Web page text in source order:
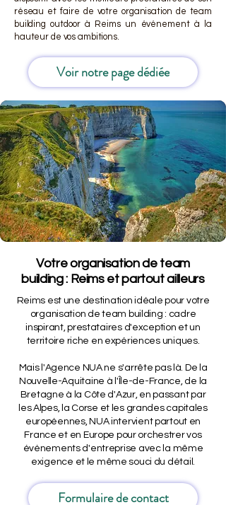
réseau et faire de votre organisation de team
building outdoor à Reims un événement à la
hauteur de vos ambitions.
Voir notre page dédiée
Votre organisation de team
building : Reims et partout ailleurs
Reims est une destination idéale pour votre
organisation de team building : cadre
inspirant, prestataires d'exception et un
territoire riche en expériences uniques.
Mais l'Agence NUA ne s'arrête pas là. De la
Nouvelle-Aquitaine à l'Île-de-France, de la
Bretagne à la Côte d'Azur, en passant par
les Alpes, la Corse et les grandes capitales
européennes, NUA intervient partout en
France et en Europe pour orchestrer vos
événements d'entreprise avec la même
exigence et le même souci du détail.
Formulaire de contact